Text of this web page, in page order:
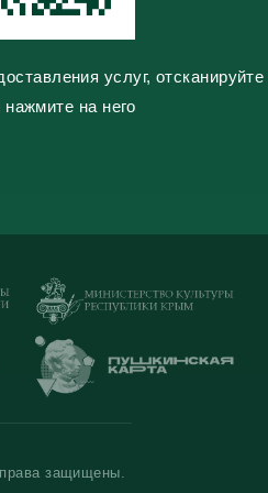
услуг, отсканируйте
на него
защищены.